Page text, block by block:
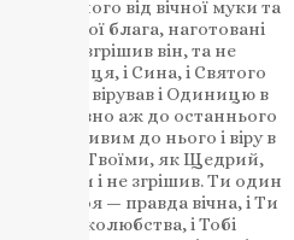
його від вічної муки та
вічні Твої блага, наготовані
ж і згрішив він, та не
в Отця, і Сина, і Святого
вірував і Одиницю в
православно аж до останнього
милостивим до нього і віру в
з святими Твоїми, як Щедрий,
жив би і не згрішив. Ти один
правда Твоя — правда вічна, і Ти
і чоловіколюбства, і Тобі